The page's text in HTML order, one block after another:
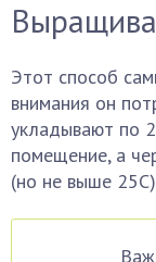
Этот способ
внимания он
укладывают по
помещение, а
(но не выше